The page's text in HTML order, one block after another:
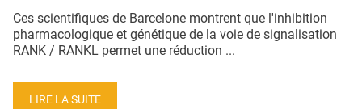
Ces scientifiques de Barcelone montrent que l'inhibition
pharmacologique et génétique de la voie de signalisation
RANK / RANKL permet une réduction ...
LIRE LA SUITE